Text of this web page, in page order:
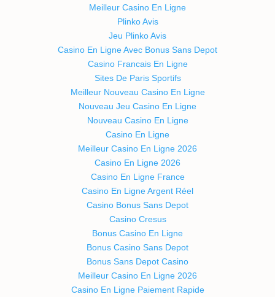
Meilleur Casino En Ligne
Plinko Avis
Jeu Plinko Avis
Casino En Ligne Avec Bonus Sans Depot
Casino Francais En Ligne
Sites De Paris Sportifs
Meilleur Nouveau Casino En Ligne
Nouveau Jeu Casino En Ligne
Nouveau Casino En Ligne
Casino En Ligne
Meilleur Casino En Ligne 2026
Casino En Ligne 2026
Casino En Ligne France
Casino En Ligne Argent Réel
Casino Bonus Sans Depot
Casino Cresus
Bonus Casino En Ligne
Bonus Casino Sans Depot
Bonus Sans Depot Casino
Meilleur Casino En Ligne 2026
Casino En Ligne Paiement Rapide